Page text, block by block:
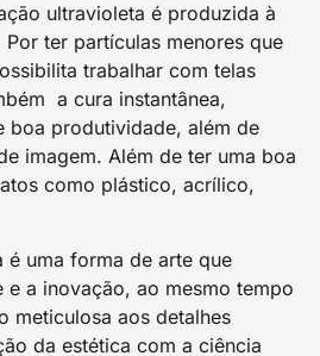
ultravioleta é produzida à
ter partículas menores que
trabalhar com telas
a cura instantânea,
boa produtividade, além de
imagem. Além de ter uma boa
como plástico, acrílico,
uma forma de arte que
a inovação, ao mesmo tempo
meticulosa aos detalhes
da estética com a ciência